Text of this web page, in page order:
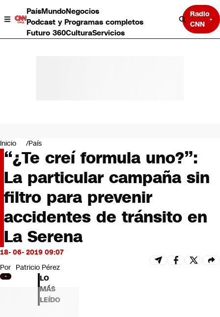
PaísMundoNegocios
Podcast y Programas completos
Futuro 360CulturaServicios
Radio
CNN
Negocios
Deportes
Programas completos
Cultura
Servicios
Bits
CNN tiempo
Futuro 360
Opinión
Inicio País
“¿Te creí formula uno?”:
La particular campaña sin
filtro para prevenir
accidentes de tránsito en
La Serena
18- 06- 2019 09:07
Por Patricio Pérez
LO
MÁS
LEÍDO